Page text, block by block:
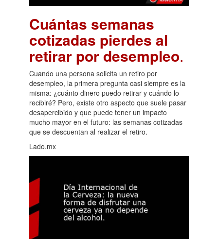
Cuántas semanas
cotizadas pierdes al
retirar por desempleo.
Cuando una persona solicita un retiro por
desempleo, la primera pregunta casi siempre es la
misma: ¿cuánto dinero puedo retirar y cuándo lo
recibiré? Pero, existe otro aspecto que suele pasar
desapercibido y que puede tener un impacto
mucho mayor en el futuro: las semanas cotizadas
que se descuentan al realizar el retiro.
Lado.mx